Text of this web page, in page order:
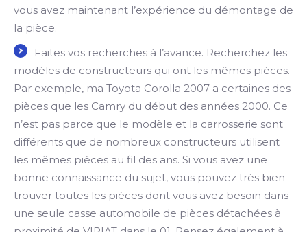
vous avez maintenant l’expérience du démontage de
la pièce.
Faites vos recherches à l’avance. Recherchez les
modèles de constructeurs qui ont les mêmes pièces.
Par exemple, ma Toyota Corolla 2007 a certaines des
pièces que les Camry du début des années 2000. Ce
n’est pas parce que le modèle et la carrosserie sont
différents que de nombreux constructeurs utilisent
les mêmes pièces au fil des ans. Si vous avez une
bonne connaissance du sujet, vous pouvez très bien
trouver toutes les pièces dont vous avez besoin dans
une seule casse automobile de pièces détachées à